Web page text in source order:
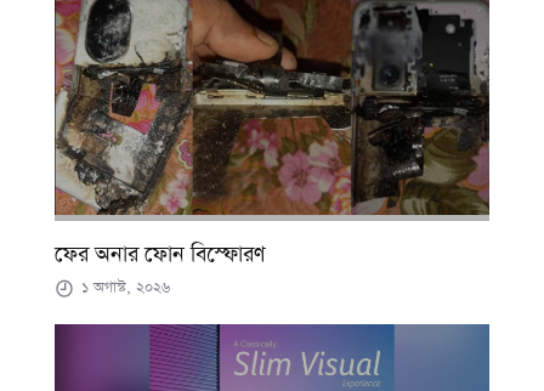
ফের অনার ফোন বিস্ফোরণ
১ অগাস্ট, ২০২৬